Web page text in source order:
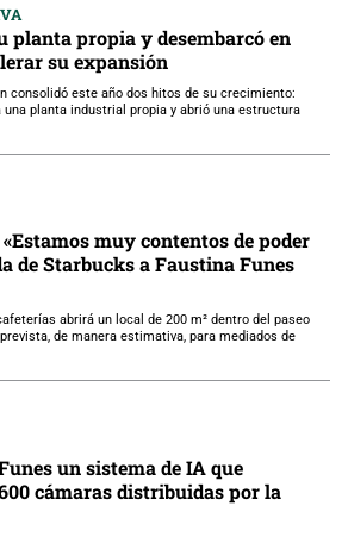
planta propia y desembarcó en
su expansión
consolidó este año dos hitos de su crecimiento:
planta industrial propia y abrió una estructura
muy contentos de poder
de Starbucks a Faustina Funes
abrirá un local de 200 m² dentro del paseo
de manera estimativa, para mediados de
un sistema de IA que
cámaras distribuidas por la